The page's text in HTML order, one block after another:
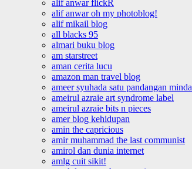
alif anwar flickR
alif anwar oh my photoblog!
alif mikail blog
all blacks 95
almari buku blog
am starstreet
aman cerita lucu
amazon man travel blog
ameer syuhada satu pandangan minda
ameirul azraie art syndrome label
ameirul azraie bits n pieces
amer blog kehidupan
amin the capricious
amir muhammad the last communist
amirol dan dunia internet
amlg cuit sikit!